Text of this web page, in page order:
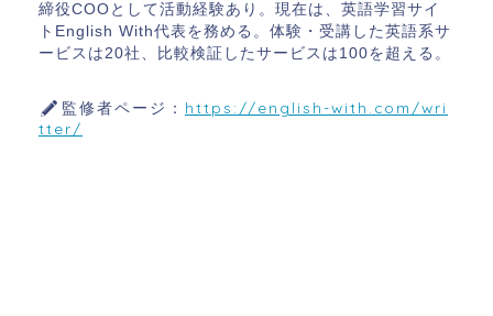
締役COOとして活動経験あり。現在は、英語学習サイ
トEnglish With代表を務める。体験・受講した英語系サ
ービスは20社、比較検証したサービスは100を超える。
監修者ページ： https://english-with.com/wri
tter/